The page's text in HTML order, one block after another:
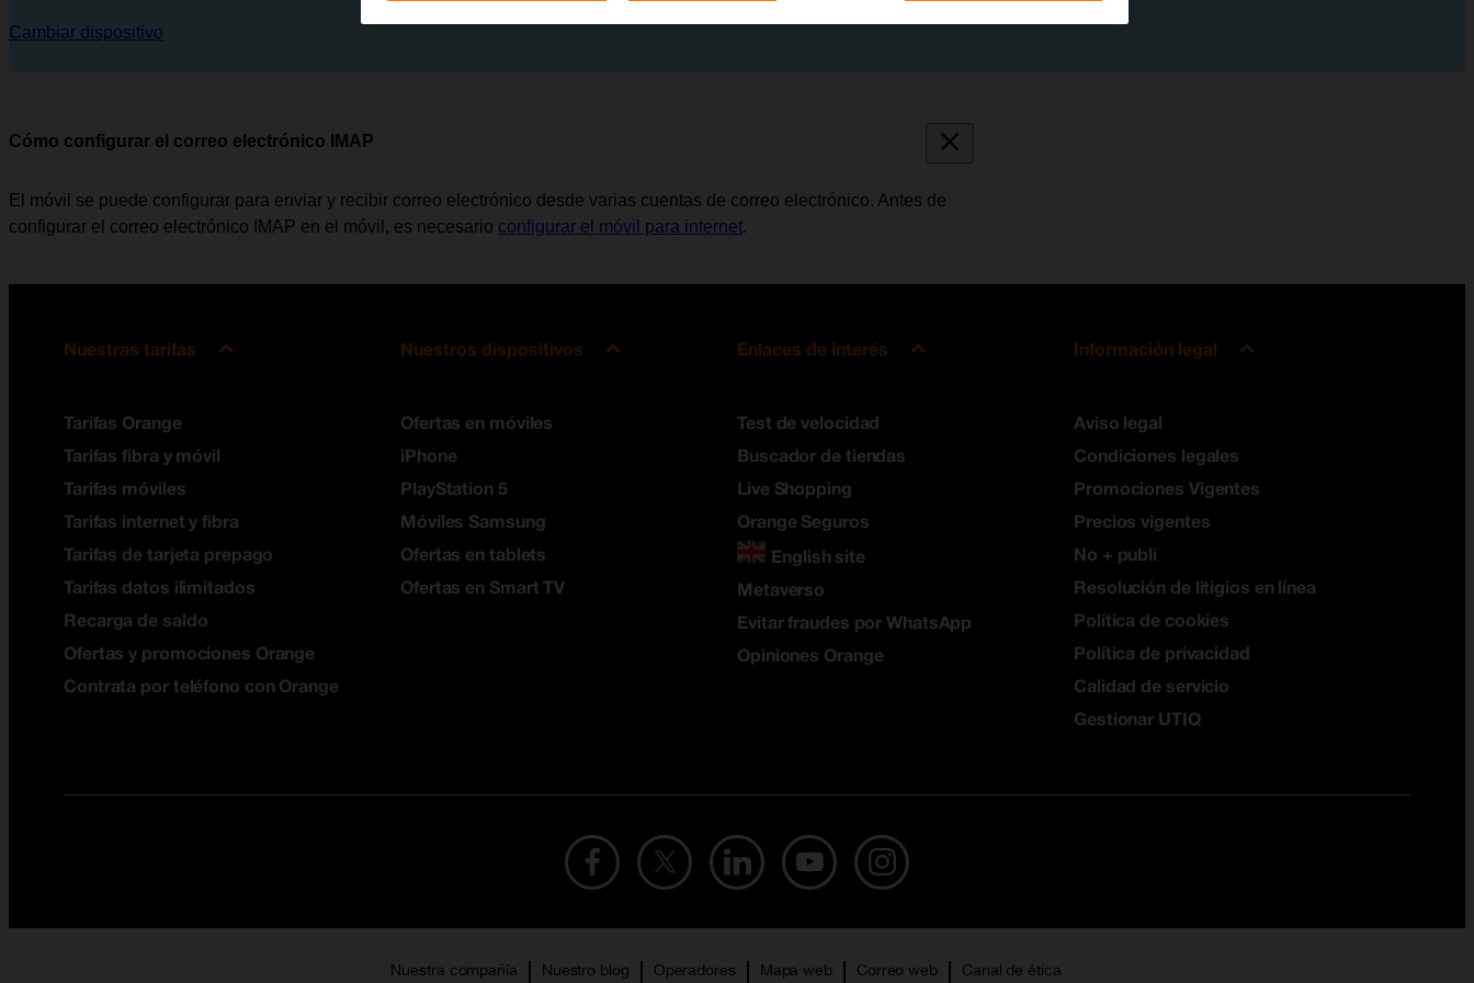
Cambiar dispositivo
Cómo configurar el correo electrónico IMAP
El móvil se puede configurar para enviar y recibir correo electrónico desde varias cuentas de correo electrónico. Antes de
configurar el correo electrónico IMAP en el móvil, es necesario configurar el móvil para internet.
Nuestras tarifas
Tarifas Orange
Tarifas fibra y móvil
Tarifas móviles
Tarifas internet y fibra
Tarifas de tarjeta prepago
Tarifas datos ilimitados
Recarga de saldo
Ofertas y promociones Orange
Contrata por teléfono con Orange
Nuestros dispositivos
Ofertas en móviles
iPhone
PlayStation 5
Móviles Samsung
Ofertas en tablets
Ofertas en Smart TV
Enlaces de interés
Test de velocidad
Buscador de tiendas
Live Shopping
Orange Seguros
English site
Metaverso
Evitar fraudes por WhatsApp
Opiniones Orange
Información legal
Aviso legal
Condiciones legales
Promociones Vigentes
Precios vigentes
No + publi
Resolución de litigios en línea
Política de cookies
Política de privacidad
Calidad de servicio
Gestionar UTIQ
Nuestra compañía Nuestro blog Operadores Mapa web Correo web Canal de ética